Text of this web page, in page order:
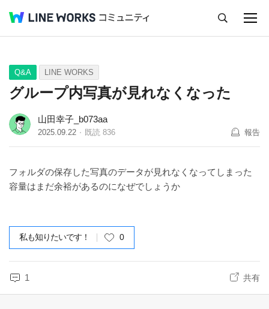
Q&A Tips Ideas
Q&A LINE WORKS
グループ内写真が見れなくなった
山田幸子_b073aa
2025.09.22 既読 836 報告
フォルダの保存した写真のデータが見れなくなってしまった
容量はまだ余裕があるのになぜでしょうか
私も知りたいです！ 0
1 共有